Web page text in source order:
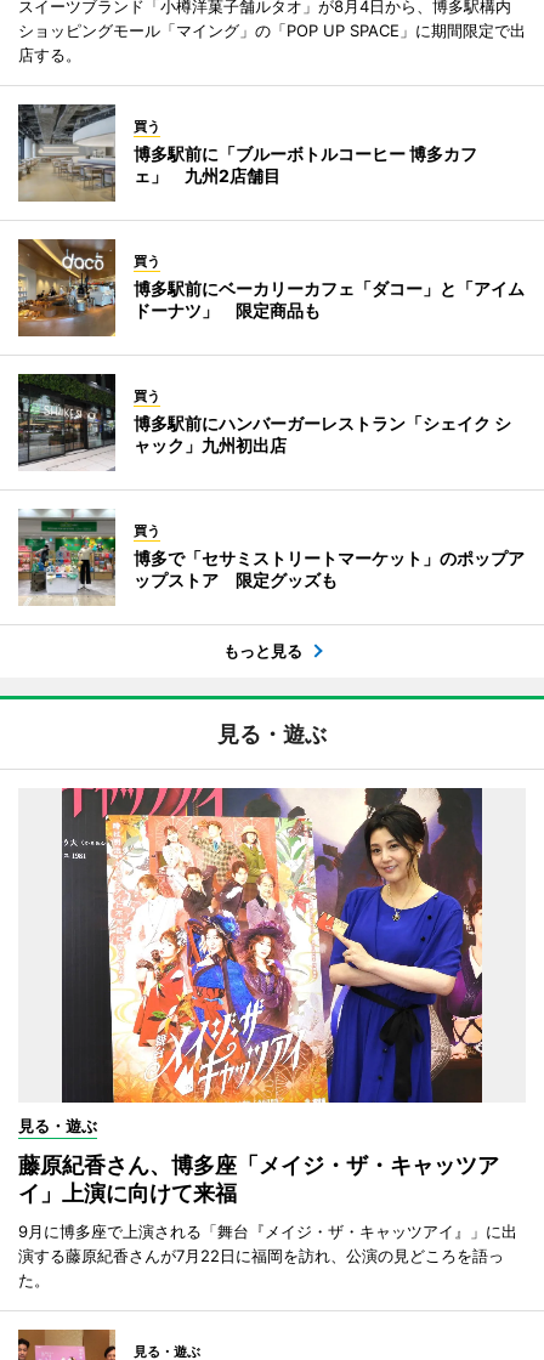
スイーツブランド「小樽洋菓子舗ルタオ」が8月4日から、博多駅構内
ショッピングモール「マイング」の「POP UP SPACE」に期間限定で出
店する。
買う
博多駅前に「ブルーボトルコーヒー 博多カフ
ェ」 九州2店舗目
買う
博多駅前にベーカリーカフェ「ダコー」と「アイム
ドーナツ」 限定商品も
買う
博多駅前にハンバーガーレストラン「シェイク シ
ャック」九州初出店
買う
博多で「セサミストリートマーケット」のポップア
ップストア 限定グッズも
もっと見る
見る・遊ぶ
見る・遊ぶ
藤原紀香さん、博多座「メイジ・ザ・キャッツア
イ」上演に向けて来福
9月に博多座で上演される「舞台『メイジ・ザ・キャッツアイ』」に出
演する藤原紀香さんが7月22日に福岡を訪れ、公演の見どころを語っ
た。
見る・遊ぶ